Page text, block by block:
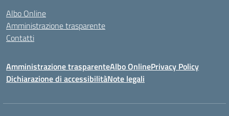
Albo Online
Amministrazione trasparente
Contatti
Amministrazione trasparenteAlbo OnlinePrivacy Policy
Dichiarazione di accessibilitàNote legali